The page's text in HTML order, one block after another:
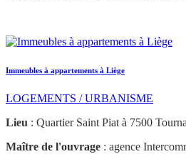
Immeubles à appartements à Liège
LOGEMENTS / URBANISME
Lieu : Quartier Saint Piat à 7500
Maître de l'ouvrage : agence